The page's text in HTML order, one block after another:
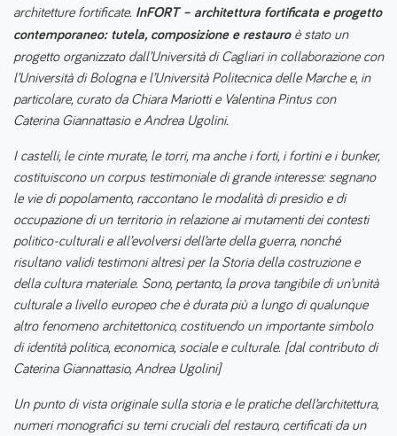
architetture fortificate. InFORT – architettura fortificata e progetto
contemporaneo: tutela, composizione e restauroè stato un
progetto organizzato dall’Università di Cagliari in collaborazione con
l’Università di Bologna e l’Università Politecnica delle Marche e, in
particolare, curato da Chiara Mariotti e Valentina Pintus con
Caterina Giannattasio e Andrea Ugolini.
I castelli, le cinte murate, le torri, ma anche i forti, i fortini e i bunker,
costituiscono un corpus testimoniale di grande interesse: segnano
le vie di popolamento, raccontano le modalità di presidio e di
occupazione di un territorio in relazione ai mutamenti dei contesti
politico-culturali e all’evolversi dell’arte della guerra, nonché
risultano validi testimoni altresì per la Storia della costruzione e
della cultura materiale. Sono, pertanto, la prova tangibile di un’unità
culturale a livello europeo che è durata più a lungo di qualunque
altro fenomeno architettonico, costituendo un importante simbolo
di identità politica, economica, sociale e culturale. [dal contributo di
Caterina Giannattasio, Andrea Ugolini]
Un punto di vista originale sulla storia e le pratiche dell’architettura,
numeri monografici su temi cruciali del restauro, certificati da un